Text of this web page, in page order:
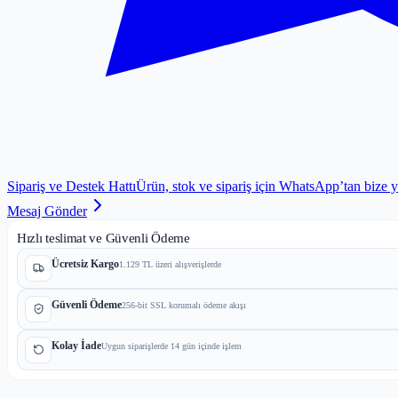
Sipariş ve Destek HattıÜrün, stok ve sipariş için WhatsApp’tan bize
Mesaj Gönder
Hızlı teslimat ve Güvenli Ödeme
Ücretsiz Kargo1.129 TL üzeri alışverişlerde
Güvenli Ödeme256-bit SSL korumalı ödeme akışı
Kolay İadeUygun siparişlerde 14 gün içinde işlem